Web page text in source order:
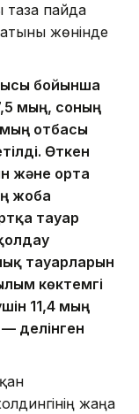
таза пайда
жөнінде
бойынша
мың, соның
мың отбасы
Өткен
және орта
жоба
тауар
тауарларын
көктемгі
11,4 мың
делінген
жаңа